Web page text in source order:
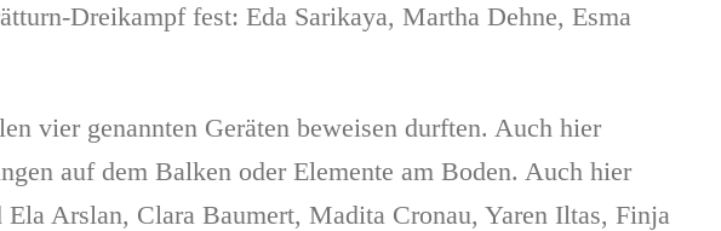
Dreikampf fest: Eda Sarikaya, Martha Dehne, Esma
vier genannten Geräten beweisen durften. Auch hier
auf dem Balken oder Elemente am Boden. Auch hier
Arslan, Clara Baumert, Madita Cronau, Yaren Iltas, Finja